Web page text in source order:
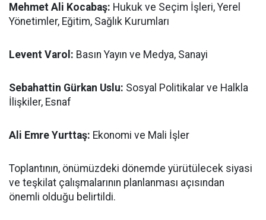
Mehmet Ali Kocabaş: Hukuk ve Seçim İşleri, Yerel
Yönetimler, Eğitim, Sağlık Kurumları
Levent Varol: Basın Yayın ve Medya, Sanayi
Sebahattin Gürkan Uslu: Sosyal Politikalar ve Halkla
İlişkiler, Esnaf
Ali Emre Yurttaş: Ekonomi ve Mali İşler
Toplantının, önümüzdeki dönemde yürütülecek siyasi
ve teşkilat çalışmalarının planlanması açısından
önemli olduğu belirtildi.